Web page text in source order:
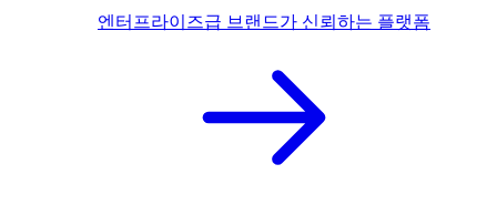
엔터프라이즈급 브랜드가 신뢰하는 플랫폼